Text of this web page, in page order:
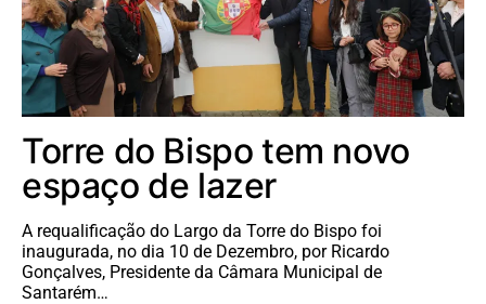
Torre do Bispo tem novo
espaço de lazer
A requalificação do Largo da Torre do Bispo foi
inaugurada, no dia 10 de Dezembro, por Ricardo
Gonçalves, Presidente da Câmara Municipal de
Santarém…